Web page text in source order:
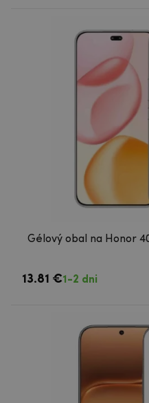
Gélový obal na Honor
13.81 €1-2 dni